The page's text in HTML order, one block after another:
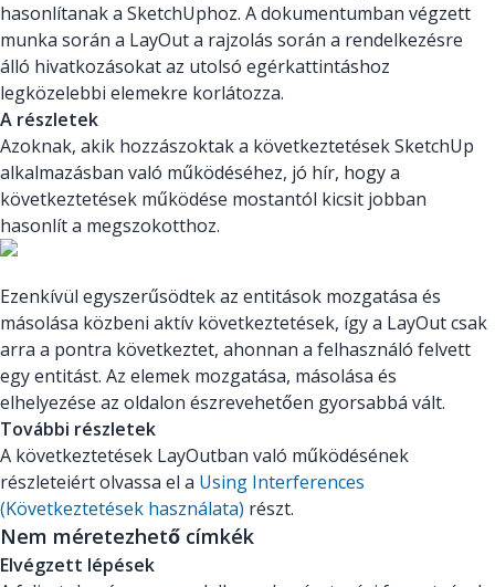
hasonlítanak a SketchUphoz. A dokumentumban végzett
munka során a LayOut a rajzolás során a rendelkezésre
álló hivatkozásokat az utolsó egérkattintáshoz
legközelebbi elemekre korlátozza.
A részletek
Azoknak, akik hozzászoktak a következtetések SketchUp
alkalmazásban való működéséhez, jó hír, hogy a
következtetések működése mostantól kicsit jobban
hasonlít a megszokotthoz.
Ezenkívül egyszerűsödtek az entitások mozgatása és
másolása közbeni aktív következtetések, így a LayOut csak
arra a pontra következtet, ahonnan a felhasználó felvett
egy entitást. Az elemek mozgatása, másolása és
elhelyezése az oldalon észrevehetően gyorsabbá vált.
További részletek
A következtetések LayOutban való működésének
részleteiért olvassa el a Using Interferences
(Következtetések használata) részt.
Nem méretezhető címkék
Elvégzett lépések